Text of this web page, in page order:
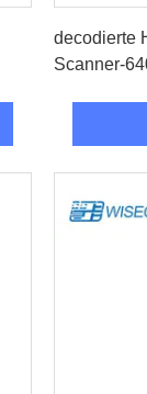
decodierte
Scanner-